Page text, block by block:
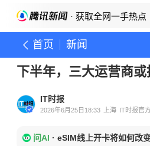
· 获取全网一手热点
首页 新闻
下半年，三大运营商
IT时报
2026年6月25日18:33 上海 IT时报官
问AI · eSIM线上开卡将如何改